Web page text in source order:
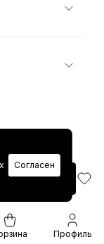
Согласен
Профиль